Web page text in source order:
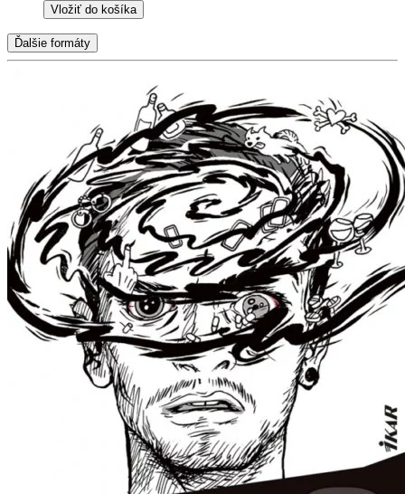
Vložiť do košíka
Ďalšie formáty